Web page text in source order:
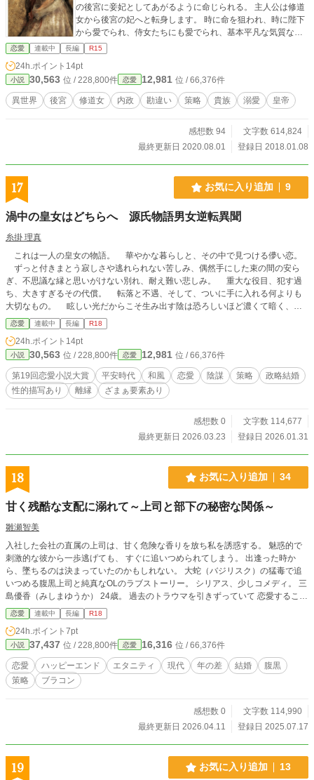
の後宮に妾妃としてあがるように命じられる。 主人公は修道
女から後宮の妃へと転身します。 時に命を狙われ、時に陛下
から愛でられ、侍女たちにも愛でられ、基本平凡な気質なが
らもそれなりにがんばって居場所を作ってきます。 現在、後
宮を飛び出して家出中。陛下は戦争中。 この作品は、小説家
になろう、アルファポリス、カクヨムで試験的なマルチ投稿
をしています。 よろしくお願いします。
恋愛 連載中 長編 R15
24h.ポイント 14pt
小説 30,563 位 / 228,800件 恋愛 12,981 位 / 66,376件
異世界 後宮 修道女 内政 勘違い 策略 貴族 溺愛 皇帝
感想数 94
文字数 614,824
最終更新日 2020.08.01
登録日 2018.01.08
17 お気に入り追加 9
渦中の皇女はどちらへ 源氏物語男女逆転異聞
糸掛 理真
これは一人の皇女の物語。 華やかな暮らしと、その中で見つける儚い恋。
ずっと付きまとう寂しさや逃れられない苦しみ、偶然手にした束の間の安ら
ぎ、不思議な縁と思いがけない別れ、耐え難い悲しみ。 重大な役目、犯す過
ち、大きすぎるその代償。 転落と不遇、そして、ついに手に入れる何よりも
大切なもの。 眩しい光だからこそ生み出す陰は恐ろしいほど濃くて暗く、そ
れ故に前例がないほど波乱に満ちた人生となる。
恋愛 連載中 長編 R18
24h.ポイント 14pt
小説 30,563 位 / 228,800件 恋愛 12,981 位 / 66,376件
第19回恋愛小説大賞 平安時代 和風 恋愛 陰謀 策略
政略結婚
性的描写あり
離縁 ざまぁ要素あり
感想数 0
文字数 114,677
最終更新日 2026.03.23
登録日 2026.01.31
18 お気に入り追加 34
甘く残酷な支配に溺れて～上司と部下の秘密な関係～
雛瀬智美
入社した会社の直属の上司は、甘く危険な香りを放ち私を誘惑する。 魅惑的で
刺激的な彼から一歩逃げても、 すぐに追いつめられてしまう。 出逢った時か
ら、墜ちるのは決まっていたのかもしれない。 大蛇（バジリスク）の猛毒で追
いつめる腹黒上司と純真なOLのラブストーリー。 シリアス、少しコメディ。 三
島優香（みしまゆうか） 24歳。 過去のトラウマを引きずっていて 恋愛すること
が怖くなっていた矢先、 課長にぐいぐい追いつめられ、 交際することになる。
香住慧一（かすみけいいち） ３３歳。優香の所属する課の課長。 女性よけとし
て紛い物（フェイク）の指輪を 嵌めている。 眼鏡をかけた優男風の美形（イケ
メン）。 狙った獲物はゆっくり追いつめて 手に入れたい倒錯的な策略家。腹黒
ドS。 三島朔（みしまさく） ３０歳。 優香の兄で溺愛している。 慧一と初対面
の時、一目でやばさに気づき 交際には反対の立場を取る。 慧一を蛇（バジリス
ク）と称し忌み嫌う。 生真面目なシスコンでいつも優香を心配している。
恋愛 連載中 長編 R18
24h.ポイント 7pt
小説 37,437 位 / 228,800件 恋愛 16,316 位 / 66,376件
恋愛 ハッピーエンド エタニティ 現代 年の差 結婚
腹黒
策略
ブラコン
感想数 0
文字数 114,990
最終更新日 2026.04.11
登録日 2025.07.17
19 お気に入り追加 13